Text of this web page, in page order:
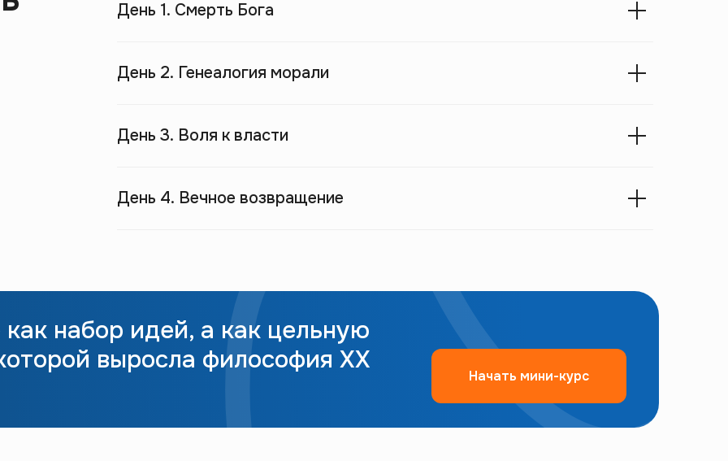
День 1. Смерть Бога
День 2. Генеалогия морали
День 3. Воля к власти
День 4. Вечное возвращение
набор идей, а как цельную
выросла философия XX
Начать мини-курс